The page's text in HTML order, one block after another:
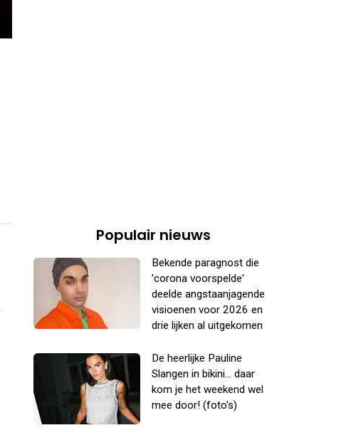
Populair nieuws
Bekende paragnost die
'corona voorspelde'
deelde angstaanjagende
visioenen voor 2026 en
drie lijken al uitgekomen
De heerlijke Pauline
Slangen in bikini... daar
kom je het weekend wel
mee door! (foto's)